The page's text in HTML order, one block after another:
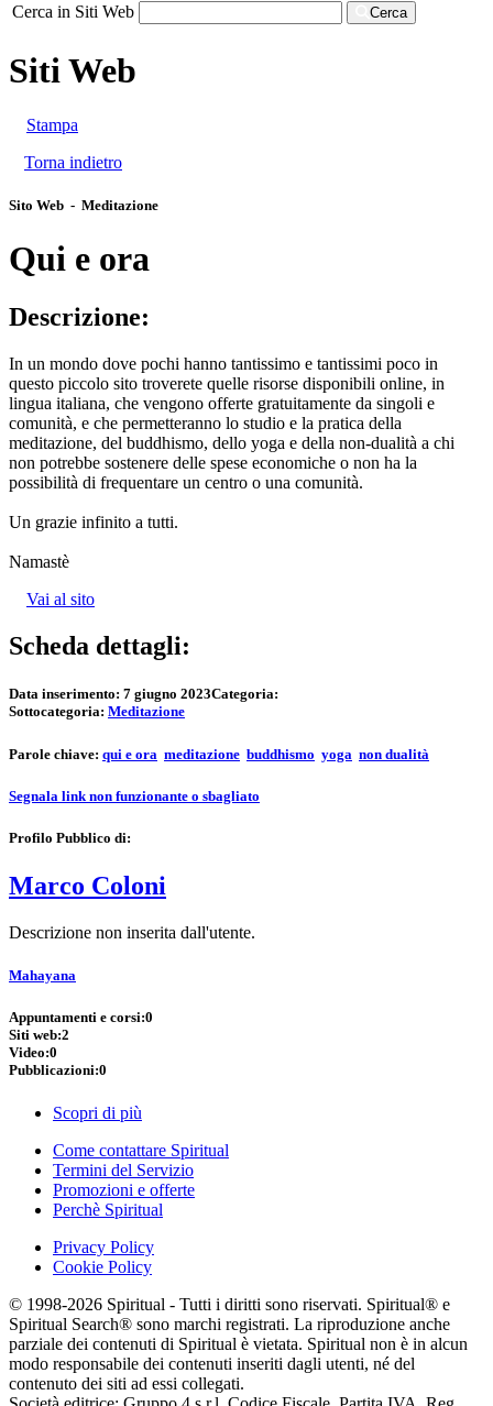
Cerca in Siti Web Cerca
Siti Web
Stampa
Torna indietro
Sito Web - Meditazione
Qui e ora
Descrizione:
In un mondo dove pochi hanno tantissimo e tantissimi poco in
questo piccolo sito troverete quelle risorse disponibili online, in
lingua italiana, che vengono offerte gratuitamente da singoli e
comunità, e che permetteranno lo studio e la pratica della
meditazione, del buddhismo, dello yoga e della non-dualità a chi
non potrebbe sostenere delle spese economiche o non ha la
possibilità di frequentare un centro o una comunità.
Un grazie infinito a tutti.
Namastè
Vai al sito
Scheda dettagli:
Data inserimento: 7 giugno 2023Categoria:
Sottocategoria: Meditazione
Parole chiave: qui e ora meditazione buddhismo yoga non dualità
Segnala link non funzionante o sbagliato
Profilo Pubblico di:
Marco Coloni
Descrizione non inserita dall'utente.
Mahayana
Appuntamenti e corsi:0
Siti web:2
Video:0
Pubblicazioni:0
Scopri di più
Come contattare Spiritual
Termini del Servizio
Promozioni e offerte
Perchè Spiritual
Privacy Policy
Cookie Policy
© 1998-2026 Spiritual - Tutti i diritti sono riservati. Spiritual® e
Spiritual Search® sono marchi registrati. La riproduzione anche
parziale dei contenuti di Spiritual è vietata. Spiritual non è in alcun
modo responsabile dei contenuti inseriti dagli utenti, né del
contenuto dei siti ad essi collegati.